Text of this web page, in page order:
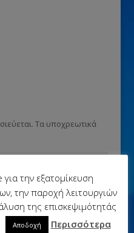
Τα υποχρεωτικά
την εξατομίκευση
την παροχή λειτουργιών
της επισκεψιμότητάς
Αποδοχή Περισσότερα